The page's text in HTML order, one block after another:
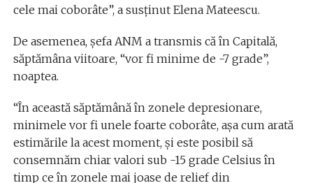
cele mai coborâte”, a susținut Elena Mateescu.
De asemenea, șefa ANM a transmis că în Capitală,
săptămâna viitoare, “vor fi minime de -7 grade”,
noaptea.
“În această săptămână în zonele depresionare,
minimele vor fi unele foarte coborâte, așa cum arată
estimările la acest moment, și este posibil să
consemnăm chiar valori sub -15 grade Celsius în
timp ce în zonele mai joase de relief din